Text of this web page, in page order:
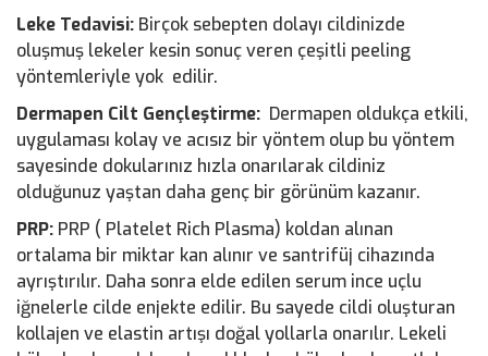
Leke Tedavisi: Birçok sebepten dolayı cildinizde
oluşmuş lekeler kesin sonuç veren çeşitli peeling
yöntemleriyle yok edilir.
Dermapen Cilt Gençleştirme: Dermapen oldukça etkili,
uygulaması kolay ve acısız bir yöntem olup bu yöntem
sayesinde dokularınız hızla onarılarak cildiniz
olduğunuz yaştan daha genç bir görünüm kazanır.
PRP: PRP ( Platelet Rich Plasma) koldan alınan
ortalama bir miktar kan alınır ve santrifüj cihazında
ayrıştırılır. Daha sonra elde edilen serum ince uçlu
iğnelerle cilde enjekte edilir. Bu sayede cildi oluşturan
kollajen ve elastin artışı doğal yollarla onarılır. Lekeli